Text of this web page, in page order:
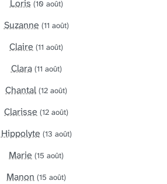
Loris (10 août)
Suzanne (11 août)
Claire (11 août)
Clara (11 août)
Chantal (12 août)
Clarisse (12 août)
Hippolyte (13 août)
Marie (15 août)
Manon (15 août)